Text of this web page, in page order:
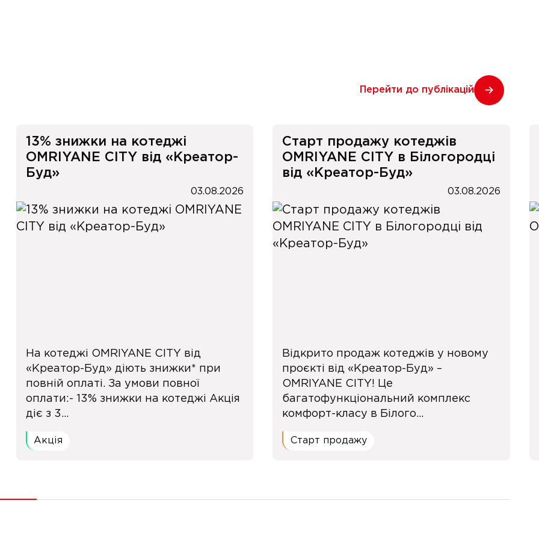
Перейти до публікацій
13% знижки на котеджі
OMRIYANE CITY від «Креатор-
Буд»
03.08.2026
На котеджі OMRIYANE CITY від
«Креатор-Буд» діють знижки* при
повній оплаті. За умови повної
оплати:- 13% знижки на котеджі Акція
діє з 3...
Акція
Старт продажу котеджів
OMRIYANE CITY в Білогородці
від «Креатор-Буд»
03.08.2026
Відкрито продаж котеджів у новому
проєкті від «Креатор-Буд» –
OMRIYANE CITY! Це
багатофункціональний комплекс
комфорт-класу в Білого...
Старт продажу